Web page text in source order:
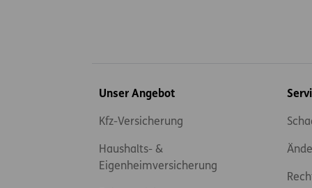
Inhaltsübersicht
Unser Angebot
Kfz-Versicherung
Haushalts- &
Eigenheimversicherung